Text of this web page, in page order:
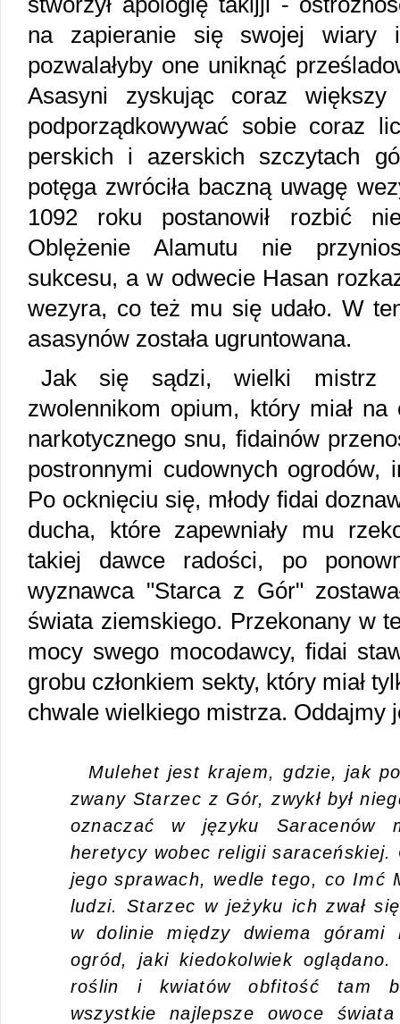
na zapieranie się swojej wiary
pozwalałyby one uniknąć
Asasyni zyskując coraz
podporządkowywać sobie coraz
perskich i azerskich szczytach
potęga zwróciła baczną uwagę
1092 roku postanowił rozbić
Oblężenie Alamutu nie
sukcesu, a w odwecie Hasan
wezyra, co też mu się udało. W
asasynów została ugruntowana.
Jak się sądzi, wielki mistrz
zwolennikom opium, który miał
narkotycznego snu, fidainów
postronnymi cudownych ogrodów,
Po ocknięciu się, młody fidai
ducha, które zapewniały mu
takiej dawce radości, po
wyznawca "Starca z Gór"
świata ziemskiego. Przekonany w
mocy swego mocodawcy, fidai
grobu członkiem sekty, który miał
chwale wielkiego mistrza. Oddajmy
Mulehet jest krajem, gdzie, jak
zwany Starzec z Gór, zwykł był
oznaczać w języku Saracenów
heretycy wobec religii saraceńskiej.
jego sprawach, wedle tego, co Imć
ludzi. Starzec w jeżyku ich zwał
w dolinie między dwiema górami
ogród, jaki kiedokolwiek
roślin i kwiatów obfitość tam
wszystkie najlepsze owoce